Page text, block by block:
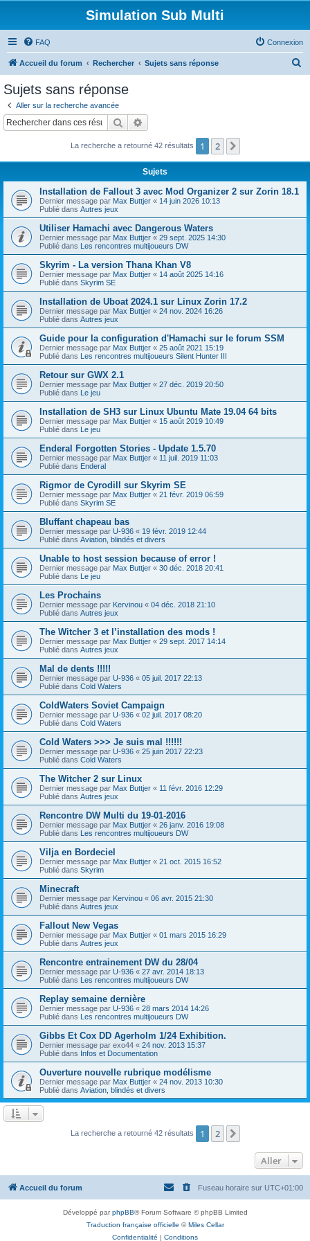
Simulation Sub Multi
FAQ Connexion
Accueil du forum Rechercher Sujets sans réponse
c
Sujets sans réponse
Aller sur la recherche avancée
Rechercher
La recherche a retourné 42 résultats 1 2
Sujets
Installation de Fallout 3 avec Mod Organizer 2 sur Zorin 18.1
Dernier message par Max Buttjer « 14 juin 2026 10:13
Publié dans Autres jeux
Utiliser Hamachi avec Dangerous Waters
Dernier message par Max Buttjer « 29 sept. 2025 14:30
Publié dans Les rencontres multijoueurs DW
Skyrim - La version Thana Khan V8
Dernier message par Max Buttjer « 14 août 2025 14:16
Publié dans Skyrim SE
Installation de Uboat 2024.1 sur Linux Zorin 17.2
Dernier message par Max Buttjer « 24 nov. 2024 16:26
Publié dans Autres jeux
Guide pour la configuration d'Hamachi sur le forum SSM
Dernier message par Max Buttjer « 25 août 2021 15:19
Publié dans Les rencontres multijoueurs Silent Hunter III
Retour sur GWX 2.1
Dernier message par Max Buttjer « 27 déc. 2019 20:50
Publié dans Le jeu
Installation de SH3 sur Linux Ubuntu Mate 19.04 64 bits
Dernier message par Max Buttjer « 15 août 2019 10:49
Publié dans Le jeu
Enderal Forgotten Stories - Update 1.5.70
Dernier message par Max Buttjer « 11 juil. 2019 11:03
Publié dans Enderal
Rigmor de Cyrodill sur Skyrim SE
Dernier message par Max Buttjer « 21 févr. 2019 06:59
Publié dans Skyrim SE
Bluffant chapeau bas
Dernier message par U-936 « 19 févr. 2019 12:44
Publié dans Aviation, blindés et divers
Unable to host session because of error !
Dernier message par Max Buttjer « 30 déc. 2018 20:41
Publié dans Le jeu
Les Prochains
Dernier message par Kervinou « 04 déc. 2018 21:10
Publié dans Autres jeux
The Witcher 3 et l’installation des mods !
Dernier message par Max Buttjer « 29 sept. 2017 14:14
Publié dans Autres jeux
Mal de dents !!!!!
Dernier message par U-936 « 05 juil. 2017 22:13
Publié dans Cold Waters
ColdWaters Soviet Campaign
Dernier message par U-936 « 02 juil. 2017 08:20
Publié dans Cold Waters
Cold Waters >>> Je suis mal !!!!!!
Dernier message par U-936 « 25 juin 2017 22:23
Publié dans Cold Waters
The Witcher 2 sur Linux
Dernier message par Max Buttjer « 11 févr. 2016 12:29
Publié dans Autres jeux
Rencontre DW Multi du 19-01-2016
Dernier message par Max Buttjer « 26 janv. 2016 19:08
Publié dans Les rencontres multijoueurs DW
Vilja en Bordeciel
Dernier message par Max Buttjer « 21 oct. 2015 16:52
Publié dans Skyrim
Minecraft
Dernier message par Kervinou « 06 avr. 2015 21:30
Publié dans Autres jeux
Fallout New Vegas
Dernier message par Max Buttjer « 01 mars 2015 16:29
Publié dans Autres jeux
Rencontre entrainement DW du 28/04
Dernier message par U-936 « 27 avr. 2014 18:13
Publié dans Les rencontres multijoueurs DW
Replay semaine dernière
Dernier message par U-936 « 28 mars 2014 14:26
Publié dans Les rencontres multijoueurs DW
Gibbs Et Cox DD Agerholm 1/24 Exhibition.
Dernier message par exo44 « 24 nov. 2013 15:37
Publié dans Infos et Documentation
Ouverture nouvelle rubrique modélisme
Dernier message par Max Buttjer « 24 nov. 2013 10:30
Publié dans Aviation, blindés et divers
La recherche a retourné 42 résultats 1 2
Aller
Accueil du forum Fuseau horaire sur UTC+01:00
Développé parphpBB® Forum Software © phpBB Limited
Traduction française officielle ©Miles Cellar
Confidentialité | Conditions